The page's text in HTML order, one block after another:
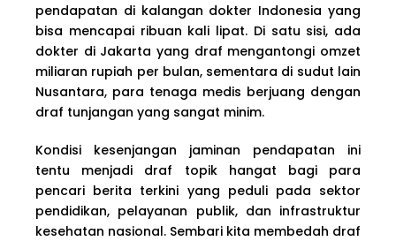
pendapatan di kalangan dokter Indonesia yang
bisa mencapai ribuan kali lipat. Di satu sisi, ada
dokter di Jakarta yang draf mengantongi omzet
miliaran rupiah per bulan, sementara di sudut lain
Nusantara, para tenaga medis berjuang dengan
draf tunjangan yang sangat minim.
Kondisi kesenjangan jaminan pendapatan ini
tentu menjadi draf topik hangat bagi para
pencari berita terkini yang peduli pada sektor
pendidikan, pelayanan publik, dan infrastruktur
kesehatan nasional. Sembari kita membedah draf